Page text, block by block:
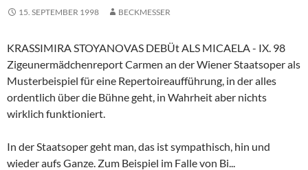
15. SEPTEMBER 1998 BECKMESSER
KRASSIMIRA STOYANOVAS DEBÜt ALS MICAELA - IX. 98
Zigeunermädchenreport Carmen an der Wiener Staatsoper als
Musterbeispiel für eine Repertoireaufführung, in der alles
ordentlich über die Bühne geht, in Wahrheit aber nichts
wirklich funktioniert.
In der Staatsoper geht man, das ist sympathisch, hin und
wieder aufs Ganze. Zum Beispiel im Falle von Bi...